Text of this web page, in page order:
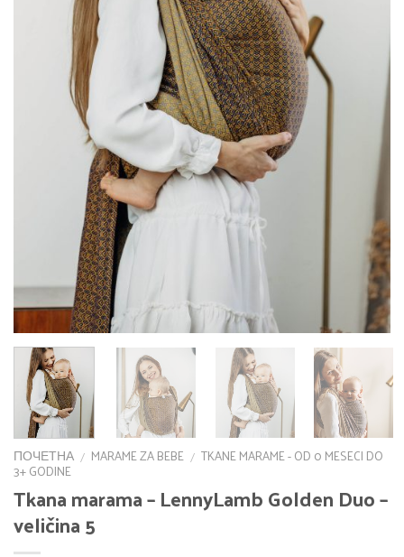
ПОЧЕТНА / MARAME ZA BEBE / TKANE MARAME - OD 0 MESECI DO
3+ GODINE
Tkana marama – LennyLamb Golden Duo –
veličina 5